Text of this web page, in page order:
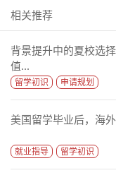
相关推荐
背景提升中的夏校选
值...
留学初识 申请规划
美国留学毕业后，海
就业指导 留学初识